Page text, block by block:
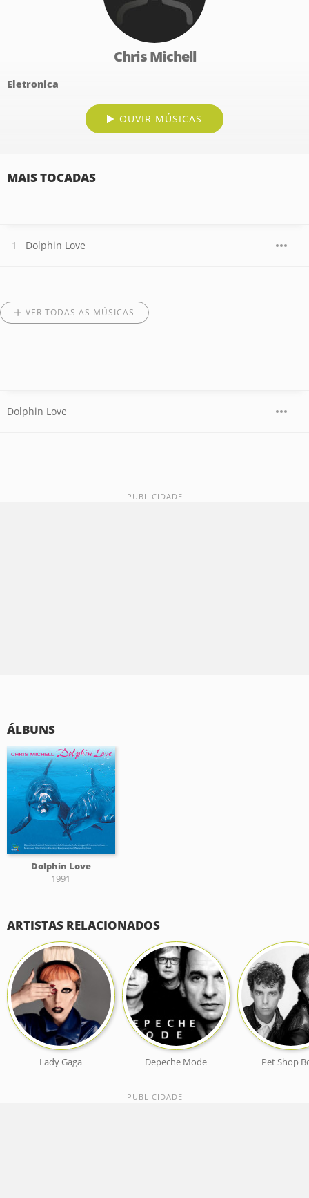
Chris Michell
Eletronica
OUVIR MÚSICAS
MAIS TOCADAS
Dolphin Love
VER TODAS AS MÚSICAS
Dolphin Love
ÁLBUNS
Dolphin Love
1991
ARTISTAS RELACIONADOS
Lady Gaga Depeche Mode Pet Shop